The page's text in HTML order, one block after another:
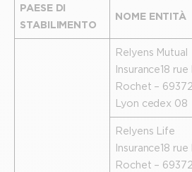
PAESE DI
STABILIMENTO
NOME ENTITÀ
Relyens Mutual
Insurance 18 rue
Rochet – 69372
Lyon cedex 08
Relyens Life
Insurance 18 rue
Rochet – 69372